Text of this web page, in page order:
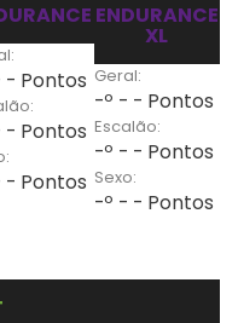
- Pontos
- Pontos
- Pontos
ENDURANCE
XL
Geral:
-º - - Pontos
Escalão:
-º - - Pontos
Sexo:
-º - - Pontos